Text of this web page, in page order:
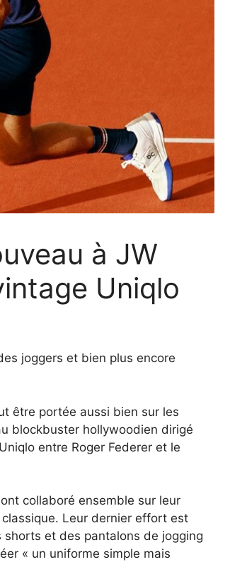
à JW
Uniqlo
joggers et bien plus encore
être portée aussi bien sur les
blockbuster hollywoodien dirigé
entre Roger Federer et le
collaboré ensemble sur leur
Leur dernier effort est
et des pantalons de jogging
« un uniforme simple mais